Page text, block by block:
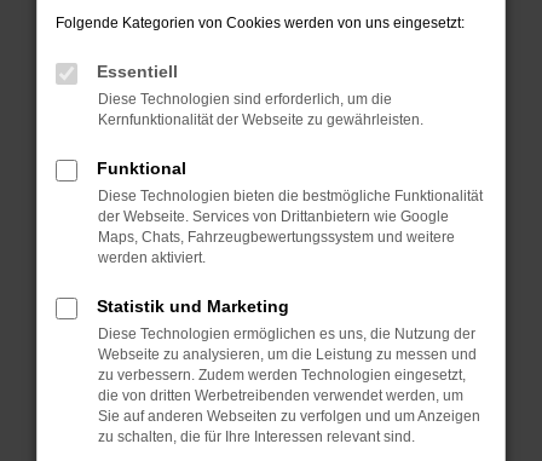
Prüfe deine Browsererweiterungen.
können das Laden bestimmter Seiten
verhindern. Funktioniert die Seite in einem
anderen Browser oder in einem privaten
Starte dein Gerät neu.
Das kann manchmal helfen, vorübergehende
Probleme zu beheben.
Betriebssystem auf dem neuesten Stand
sind.
Veraltete Software birgt nicht nur ein
Sicherheitsrisiko, sondern kann auch dazu
führen, dass bestimmte Funktionen nicht mehr
unterstützt werden.
Folgende Kategorien von Cookies werden von uns eingesetzt:
Essentiell
Diese Technologien sind erforderlich, um die
Kernfunktionalität der Webseite zu gewährleisten.
Funktional
Diese Technologien bieten die bestmögliche Funktionalität
der Webseite. Services von Drittanbietern wie Google
Maps, Chats, Fahrzeugbewertungssystem und weitere
werden aktiviert.
Statistik und Marketing
Diese Technologien ermöglichen es uns, die Nutzung der
Webseite zu analysieren, um die Leistung zu messen und
zu verbessern. Zudem werden Technologien eingesetzt,
die von dritten Werbetreibenden verwendet werden, um
Sie auf anderen Webseiten zu verfolgen und um Anzeigen
zu schalten, die für Ihre Interessen relevant sind.